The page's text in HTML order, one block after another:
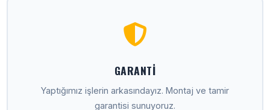
GARANTI
Yaptığımız işlerin arkasındayız. Montaj ve tamir
garantisi sunuyoruz.